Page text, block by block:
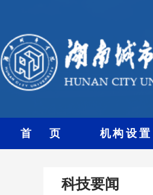
首 页 机构设置
科技要闻